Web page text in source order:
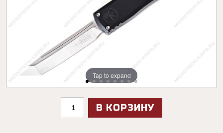
Tap to expand
Tap to expand
Tap to expand
Tap to expand
Tap to expand
Tap to expand
Tap to expand
Tap to expand
В КОРЗИНУ